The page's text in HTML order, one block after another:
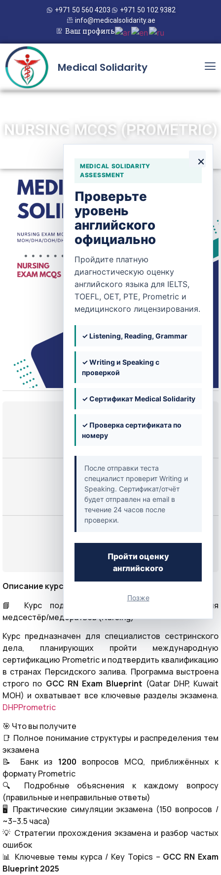
+971 50 560 4203
+971 50 102 9382
info@medicalsolidarity.ae
Ваш профиль
Medical Solidarity
×
MEDICAL SOLIDARITY
ASSESSMENT
Проверьте
уровень
английского
официально
Пройдите платную
диагностическую оценку
английского языка для IELTS,
TOEFL, OET, PTE, Prometric и
медицинского лицензирования.
✓ Listening, Reading, Grammar
✓ Writing и Speaking с
проверкой
✓ Сертификат Medical Solidarity
✓ Проверка сертификата по
номеру
После отправки теста
специалист проверит Writing и
Speaking. Сертификат/отчёт
будет отправлен на email в
течение 24 часов после
проверки.
Пройти оценку
английского
Позже
NURSING MCQS (PROMETRIC)
Текущее состояние
НЕ ЗАПИСАН
Цена
249,00 $
Войти
Описание курса
📘 Курс подготовки к экзамену Prometric для
медсестёр/медбратьев (Nursing)
Курс предназначен для специалистов сестринского
дела, планирующих пройти международную
сертификацию Prometric и подтвердить квалификацию
в странах Персидского залива. Программа выстроена
строго по GCC RN Exam Blueprint (Qatar DHP, Kuwait
MOH) и охватывает все ключевые разделы экзамена.
DHPPrometric
🎯 Что вы получите
📑 Полное понимание структуры и распределения тем
экзамена
📝 Банк из 1200 вопросов MCQ, приближённых к
формату Prometric
🔍 Подробные объяснения к каждому вопросу
(правильные и неправильные ответы)
🖥 Практические симуляции экзамена (150 вопросов /
~3–3.5 часа)
💡 Стратегии прохождения экзамена и разбор частых
ошибок
📊 Ключевые темы курса / Key Topics – GCC RN Exam
Blueprint 2025